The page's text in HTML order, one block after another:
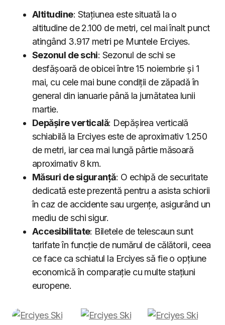
Altitudine: Stațiunea este situată la o
altitudine de 2.100 de metri, cel mai înalt punct
atingând 3.917 metri pe Muntele Erciyes.
Sezonul de schi: Sezonul de schi se
desfășoară de obicei între 15 noiembrie și 1
mai, cu cele mai bune condiții de zăpadă în
general din ianuarie până la jumătatea lunii
martie.
Depășire verticală: Depășirea verticală
schiabilă la Erciyes este de aproximativ 1.250
de metri, iar cea mai lungă pârtie măsoară
aproximativ 8 km.
Măsuri de siguranță: O echipă de securitate
dedicată este prezentă pentru a asista schiorii
în caz de accidente sau urgențe, asigurând un
mediu de schi sigur.
Accesibilitate: Biletele de telescaun sunt
tarifate în funcție de numărul de călătorii, ceea
ce face ca schiatul la Erciyes să fie o opțiune
economică în comparație cu multe stațiuni
europene.